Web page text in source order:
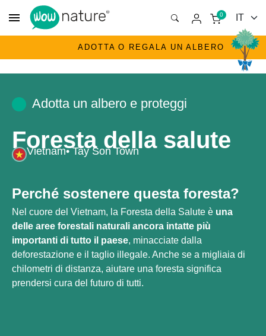
menu 0
ADOTTA O REGALA UN ALBERO
Adotta un albero e proteggi
Foresta della salute
Vietnam• Tay Son Town
Perché sostenere questa foresta?
Nel cuore del Vietnam, la Foresta della Salute è una
delle aree forestali naturali ancora intatte più
importanti di tutto il paese, minacciate dalla
deforestazione e il taglio illegale. Anche se a migliaia di
chilometri di distanza, aiutare una foresta significa
prendersi cura del futuro di tutti.